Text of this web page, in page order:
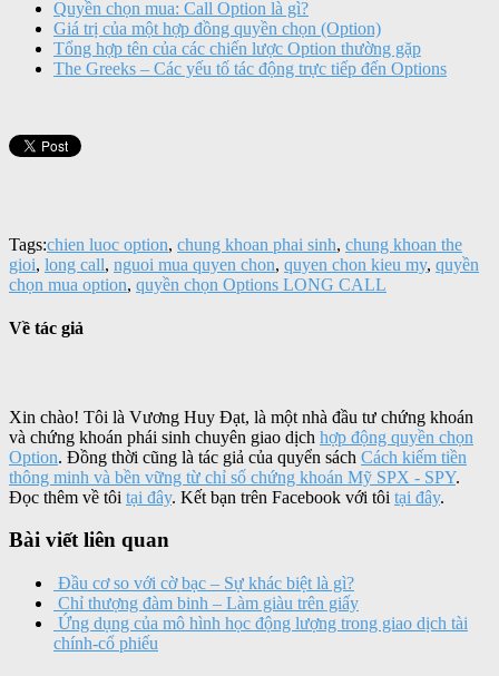
Quyền chọn mua: Call Option là gì?
Giá trị của một hợp đồng quyền chọn (Option)
Tổng hợp tên của các chiến lược Option thường gặp
The Greeks – Các yếu tố tác động trực tiếp đến Options
Tags:chien luoc option, chung khoan phai sinh, chung khoan the
gioi, long call, nguoi mua quyen chon, quyen chon kieu my, quyền
chọn mua option, quyền chọn Options LONG CALL
Về tác giả
Xin chào! Tôi là Vương Huy Đạt, là một nhà đầu tư chứng khoán
và chứng khoán phái sinh chuyên giao dịch hợp động quyền chọn
Option. Đồng thời cũng là tác giả của quyển sách Cách kiếm tiền
thông minh và bền vững từ chỉ số chứng khoán Mỹ SPX - SPY.
Đọc thêm về tôi tại đây. Kết bạn trên Facebook với tôi tại đây.
Bài viết liên quan
Đầu cơ so với cờ bạc – Sự khác biệt là gì?
Chỉ thượng đàm binh – Làm giàu trên giấy
Ứng dụng của mô hình học động lượng trong giao dịch tài
chính-cổ phiếu